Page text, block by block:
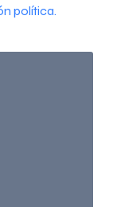
política.